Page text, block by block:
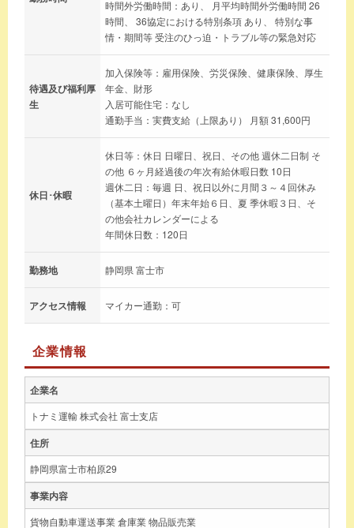
時間外労働時間：あり、 月平均時間外労働時間 26
時間、 36協定における特別条項 あり、 特別な事
情・期間等 受注のひっ迫・トラブル等の緊急対応
待遇及び福利厚
生
加入保険等：雇用保険、労災保険、健康保険、厚生
年金、財形
入居可能住宅：なし
通勤手当：実費支給（上限あり） 月額 31,600円
休日･休暇
休日等：休日 日曜日、祝日、その他 週休二日制 そ
の他 ６ヶ月経過後の年次有給休暇日数 10日
週休二日：毎週 日、祝日以外に月間３～４回休み
（基本土曜日）年末年始６日、夏 季休暇３日、そ
の他会社カレンダーによる
年間休日数：120日
勤務地 静岡県 富士市
アクセス情報 マイカー通勤：可
企業情報
企業名
トナミ運輸 株式会社 富士支店
住所
静岡県富士市柏原29
事業内容
貨物自動車運送事業 倉庫業 物品販売業